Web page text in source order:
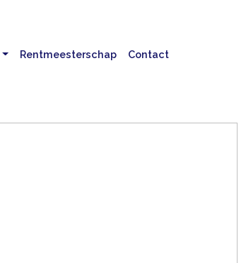
Rentmeesterschap Contact